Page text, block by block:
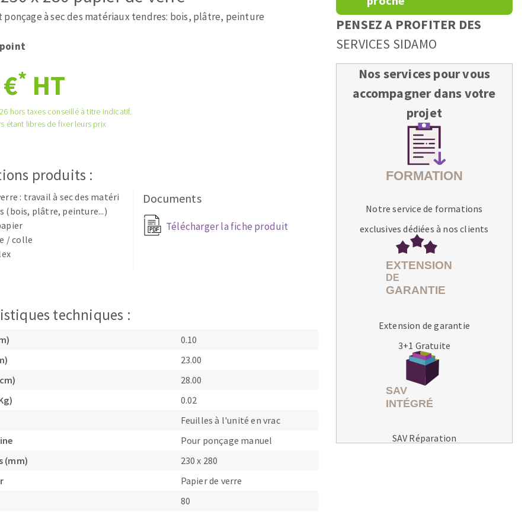
à profil
diamantés
Système auto-nivelant à cale
Système auto-nivelant à vis
DE SURFACE
Aspirateurs
MACHINES POUR LE TRAVAIL DU
MÉTAL
Tronçonneuses
ponçage à sec des matériaux tendres: bois, plâtre, peinture
* HT
hors taxes conseillé à titre indicatif.
étant libres de fixer leurs prix
produits :
: travail à sec des matéri
(bois, plâtre, peinture...)
/ colle
Documents
Télécharger la fiche produit
techniques :
0.10
23.00
28.00
0.02
Feuilles à l'unité en vrac
Pour ponçage manuel
(mm)
230 x 280
Papier de verre
80
PENSEZ A PROFITER DES
SERVICES SIDAMO
Nos services pour vous
accompagner dans votre
projet
Notre service de formations
exclusives dédiées à nos clients
Extension de garantie
3+1 Gratuite
SAV Réparation